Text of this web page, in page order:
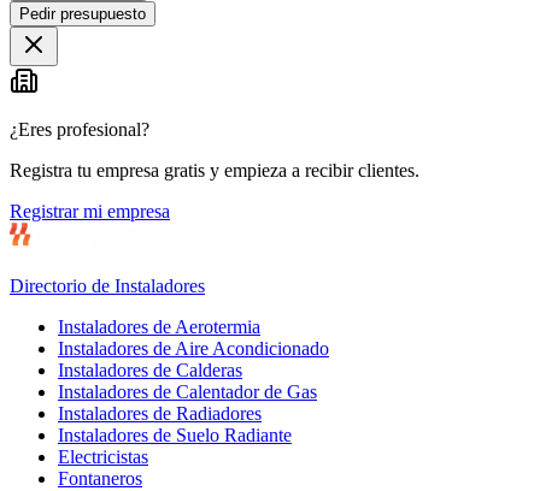
Pedir presupuesto
¿Eres profesional?
Registra tu empresa gratis y empieza a recibir clientes.
Registrar mi empresa
Directorio de Instaladores
Instaladores de Aerotermia
Instaladores de Aire Acondicionado
Instaladores de Calderas
Instaladores de Calentador de Gas
Instaladores de Radiadores
Instaladores de Suelo Radiante
Electricistas
Fontaneros